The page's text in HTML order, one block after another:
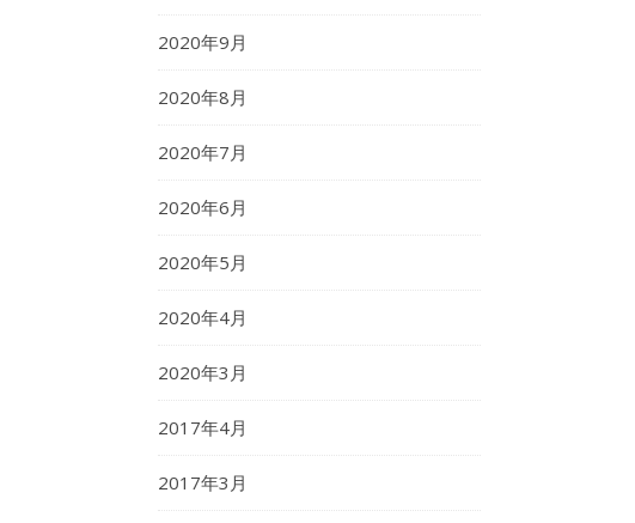
2020年9月
2020年8月
2020年7月
2020年6月
2020年5月
2020年4月
2020年3月
2017年4月
2017年3月